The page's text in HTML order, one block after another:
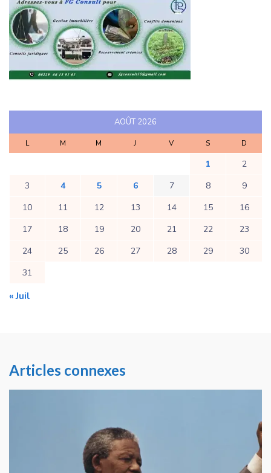
AOÛT 2026
L M M J V S D
1
2
3
4 5 6 7 8
9
10
11 12 13 14 15
16
17
18 19 20 21 22
23
24
25 26 27 28 29
30
31
« Juil
Articles connexes